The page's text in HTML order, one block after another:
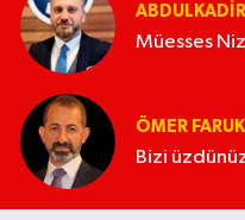
Müesses
ÖMER FARUK
Bizi